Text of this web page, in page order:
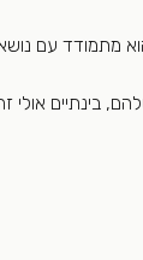
מתמודד עם
בינתיים אולי